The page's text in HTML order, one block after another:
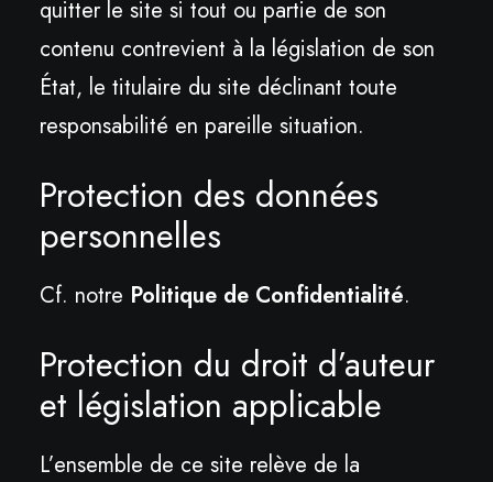
quitter le site si tout ou partie de son
contenu contrevient à la législation de son
État, le titulaire du site déclinant toute
responsabilité en pareille situation.
Protection des données
personnelles
Cf. notre Politique de Confidentialité.
Protection du droit d’auteur
et législation applicable
L’ensemble de ce site relève de la